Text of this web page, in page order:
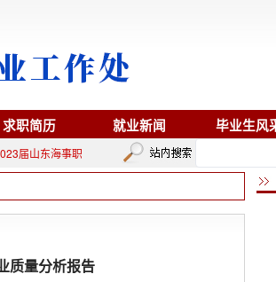
求职简历 就业新闻 毕业生风
届山东海事职业学院毕业生就业质量分析报告
质量分析报告